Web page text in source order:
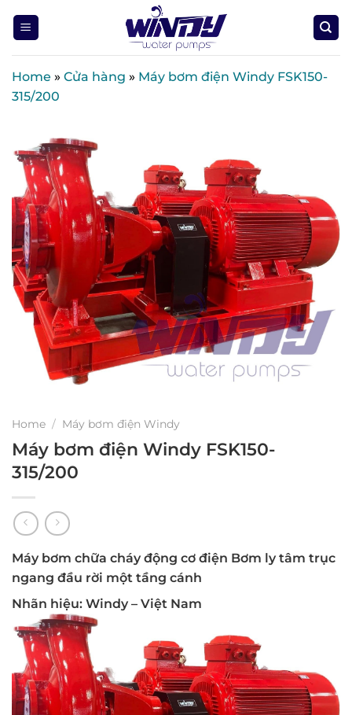
Home » Cửa hàng » Máy bơm điện Windy FSK150-
315/200
Home / Máy bơm điện Windy
Máy bơm điện Windy FSK150-
315/200
Máy bơm chữa cháy động cơ điện Bơm ly tâm trục
ngang đầu rời một tầng cánh
Nhãn hiệu: Windy – Việt Nam